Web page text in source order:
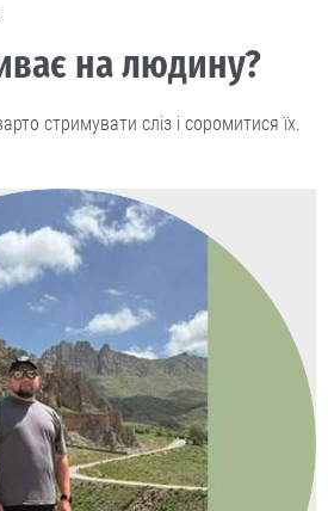
на людину?
стримувати сліз і соромитися їх.